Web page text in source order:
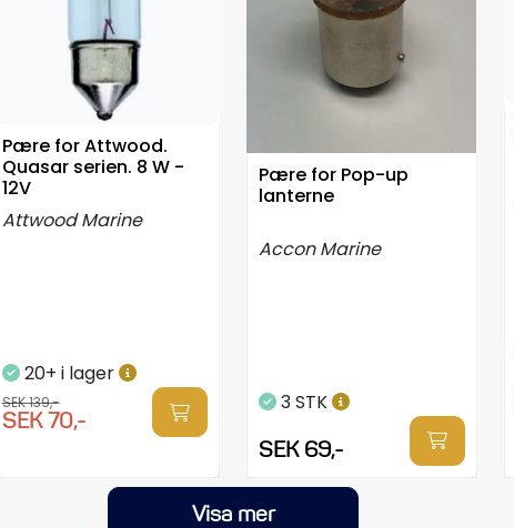
Pære for Attwood.
Quasar serien. 8 W -
12V
Attwood Marine
20+ i lager
SEK 139,-
SEK 70,-
Pære for Pop-up
lanterne
Accon Marine
3 STK
SEK 69,-
Visa mer